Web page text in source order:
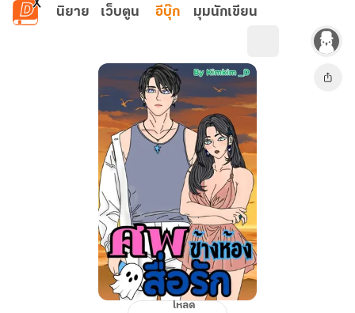
ข้ามไปยังเนื้อหาหลัก
นิยาย เว็บตูน อีบุ๊ก มุมนักเขียน
โหลด